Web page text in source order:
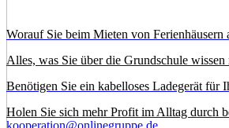
Worauf Sie beim Mieten von Ferienhäusern
Alles, was Sie über die Grundschule wissen
Benötigen Sie ein kabelloses Ladegerät für
Holen Sie sich mehr Profit im Alltag durch